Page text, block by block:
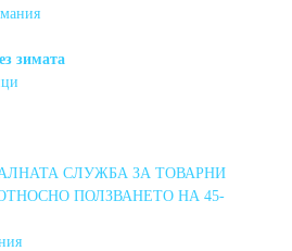
зимата
СЛУЖБА ЗА ТОВАРНИ
ПОЛЗВАНЕТО НА 45-